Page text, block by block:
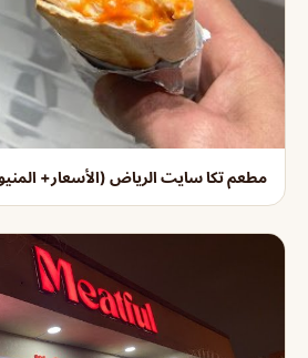
مطعم تكا سايت الرياض (الأسعار+